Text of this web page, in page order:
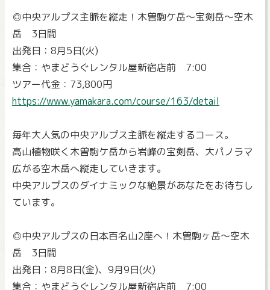
◎中央アルプス主脈を縦走！木曽駒ケ岳～宝剣岳～空木
岳 3日間
出発日：8月5日(火)
集合：やまどうぐレンタル屋新宿店前 7:00
ツアー代金：73,800円
https://www.yamakara.com/course/163/detail
毎年大人気の中央アルプス主脈を縦走するコース。
高山植物咲く木曽駒ケ岳から岩峰の宝剣岳、大パノラマ
広がる空木岳へ縦走していきます。
中央アルプスのダイナミックな絶景があなたをお待ちし
ています。
◎中央アルプスの日本百名山2座へ！木曽駒ヶ岳～空木
岳 3日間
出発日：8月8日(金)、9月9日(火)
集合：やまどうぐレンタル屋新宿店前 7:00